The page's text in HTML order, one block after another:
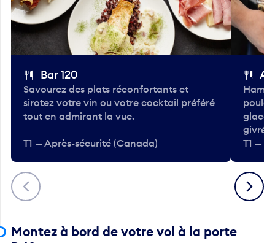
Précédent
Bar 120
Savourez des plats réconfortants et
sirotez votre vin ou votre cocktail préféré
tout en admirant la vue.
T1 — Après-sécurité (Canada)
poulet
T1 —
Suivant
Montez à bord de votre vol à la porte